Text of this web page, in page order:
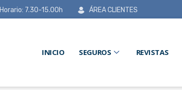
Horario: 7.30-15.00h ÁREA CLIENTES
INICIO SEGUROS REVISTAS